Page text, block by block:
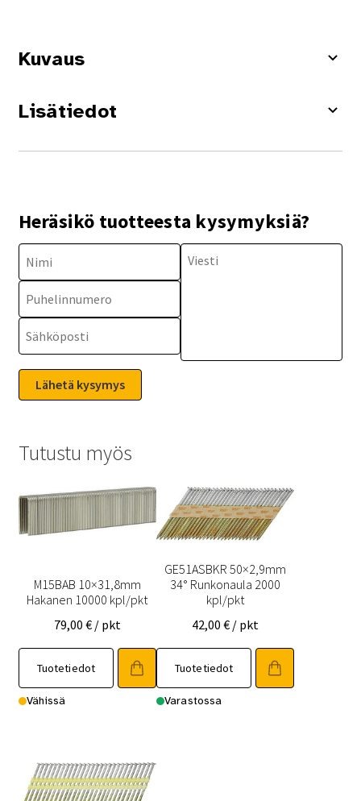
Kuvaus
Lisätiedot
Heräsikö tuotteesta kysymyksiä?
Tutustu myös
M15BAB 10×31,8mm
Hakanen 10000 kpl/pkt
79,00 € / pkt
Tuotetiedot
Vähissä
GE51ASBKR 50×2,9mm
34° Runkonaula 2000
kpl/pkt
42,00€ / pkt
Tuotetiedot
Varastossa